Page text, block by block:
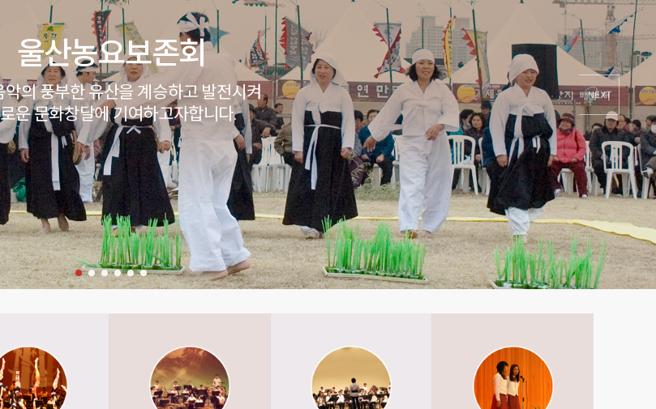
울산국악관현악단
울산동요사랑회
한국융복합예술심리치료협회
한국국악치료협회
울산농요보존회
악의 풍부한 유산을 계승하고 발전시켜
운 문화창달에 기여하고자합니다.